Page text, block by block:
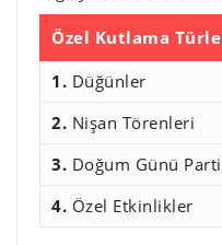
Özel Kutlama
1. Düğünler
2. Nişan Törenleri
3. Doğum Günü
4. Özel Etkinlikler